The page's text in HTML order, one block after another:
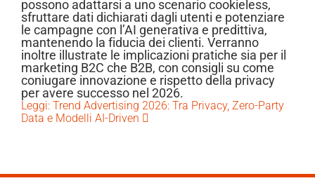
possono adattarsi a uno scenario cookieless,
sfruttare dati dichiarati dagli utenti e potenziare
le campagne con l’AI generativa e predittiva,
mantenendo la fiducia dei clienti. Verranno
inoltre illustrate le implicazioni pratiche sia per il
marketing B2C che B2B, con consigli su come
coniugare innovazione e rispetto della privacy
per avere successo nel 2026.
Leggi: Trend Advertising 2026: Tra Privacy, Zero-Party
Data e Modelli AI-Driven